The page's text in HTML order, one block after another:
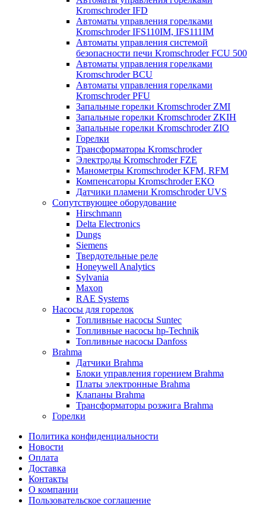
Kromschroder IFD
Автоматы управления горелками
Kromschroder IFS110IM, IFS111IM
Автоматы управления системой
безопасности печи Kromschroder FCU 500
Автоматы управления горелками
Kromschroder BCU
Автоматы управления горелками
Kromschroder PFU
Запальные горелки Kromschroder ZМI
Запальные горелки Kromschroder ZKIH
Запальные горелки Kromschroder ZIO
Горелки
Трансформаторы Kromschroder
Электроды Kromschroder FZE
Манометры Kromschroder KFM, RFM
Компенсаторы Kromschroder ЕКО
Датчики пламени Kromschroder UVS
Сопутствующее оборудование
Hirschmann
Delta Electronics
Dungs
Siemens
Твердотельные реле
Honeywell Analytics
Sylvania
Maxon
RAE Systems
Насосы для горелок
Топливные насосы Suntec
Топливные насосы hp-Technik
Топливные насосы Danfoss
Brahma
Датчики Brahma
Блоки управления горением Brahma
Платы электронные Brahma
Клапаны Brahma
Трансформаторы розжига Brahma
Горелки
Политика конфиденциальности
Новости
Оплата
Доставка
Контакты
О компании
Пользовательское соглашение